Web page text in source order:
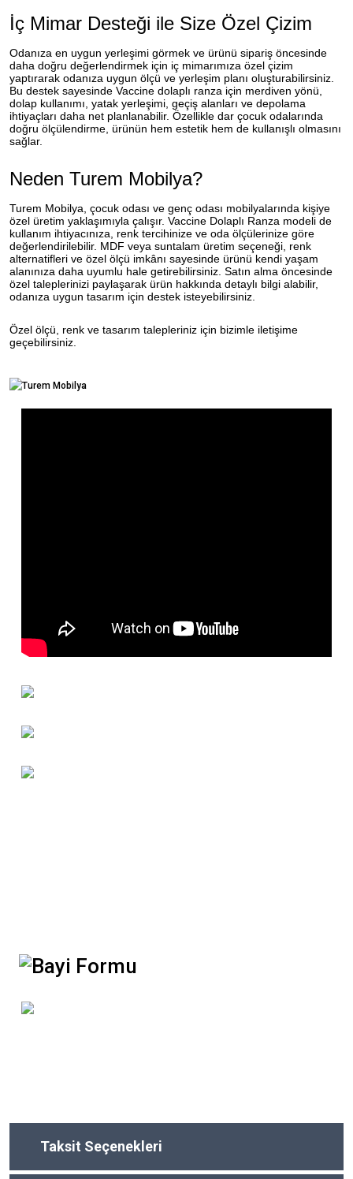
İç Mimar Desteği ile Size Özel Çizim
Odanıza en uygun yerleşimi görmek ve ürünü sipariş öncesinde
daha doğru değerlendirmek için iç mimarımıza özel çizim
yaptırarak odanıza uygun ölçü ve yerleşim planı oluşturabilirsiniz.
Bu destek sayesinde Vaccine dolaplı ranza için merdiven yönü,
dolap kullanımı, yatak yerleşimi, geçiş alanları ve depolama
ihtiyaçları daha net planlanabilir. Özellikle dar çocuk odalarında
doğru ölçülendirme, ürünün hem estetik hem de kullanışlı olmasını
sağlar.
Neden Turem Mobilya?
Turem Mobilya, çocuk odası ve genç odası mobilyalarında kişiye
özel üretim yaklaşımıyla çalışır. Vaccine Dolaplı Ranza modeli de
kullanım ihtiyacınıza, renk tercihinize ve oda ölçülerinize göre
değerlendirilebilir. MDF veya suntalam üretim seçeneği, renk
alternatifleri ve özel ölçü imkânı sayesinde ürünü kendi yaşam
alanınıza daha uyumlu hale getirebilirsiniz. Satın alma öncesinde
özel taleplerinizi paylaşarak ürün hakkında detaylı bilgi alabilir,
odanıza uygun tasarım için destek isteyebilirsiniz.
Özel ölçü, renk ve tasarım talepleriniz için bizimle iletişime
geçebilirsiniz.
Taksit Seçenekleri